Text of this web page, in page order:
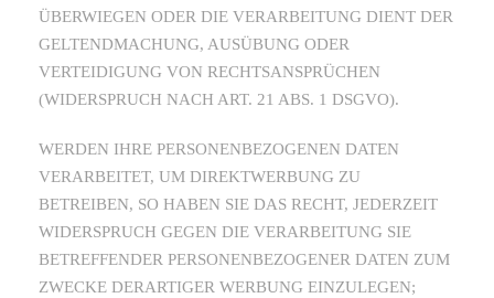
ÜBERWIEGEN ODER DIE VERARBEITUNG DIENT DER
GELTENDMACHUNG, AUSÜBUNG ODER
VERTEIDIGUNG VON RECHTSANSPRÜCHEN
(WIDERSPRUCH NACH ART. 21 ABS. 1 DSGVO).
WERDEN IHRE PERSONENBEZOGENEN DATEN
VERARBEITET, UM DIREKTWERBUNG ZU
BETREIBEN, SO HABEN SIE DAS RECHT, JEDERZEIT
WIDERSPRUCH GEGEN DIE VERARBEITUNG SIE
BETREFFENDER PERSONENBEZOGENER DATEN ZUM
ZWECKE DERARTIGER WERBUNG EINZULEGEN;